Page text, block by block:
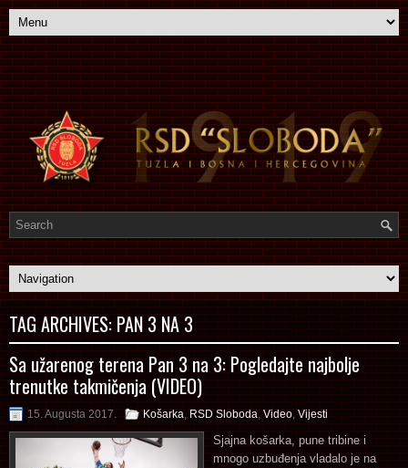
TAG ARCHIVES: PAN 3 NA 3
Sa užarenog terena Pan 3 na 3: Pogledajte najbolje
trenutke takmičenja (VIDEO)
15. Augusta 2017. Košarka RSD Sloboda Video Vijesti
Sjajna košarka, pune tribine i
mnogo uzbuđenja vladalo je na